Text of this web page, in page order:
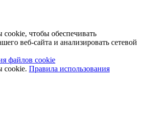
чтобы обеспечивать
веб-сайта и анализировать сетевой
файлов cookie
cookie. Правила использования